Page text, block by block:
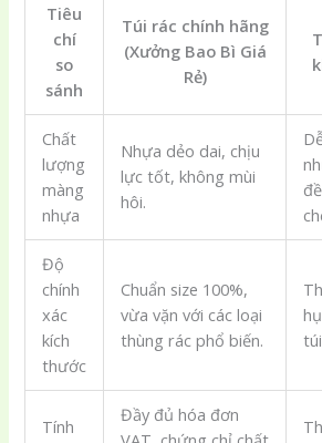
Tiêu
chí
so
sánh
Túi rác chính hãng
(Xưởng Bao Bì Giá
Rẻ)
Chất
lượng
màng
nhựa
Nhựa dẻo dai, chịu
lực tốt, không mùi
hôi.
Độ
chính
xác
kích
thước
Chuẩn size 100%,
vừa vặn với các loại
thùng rác phổ biến.
Tính
Đầy đủ hóa đơn